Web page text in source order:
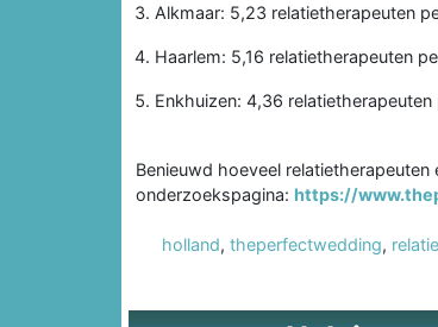
Alkmaar: 5,23 relatietherapeuten
Haarlem: 5,16 relatietherapeuten
Enkhuizen: 4,36
Benieuwd hoeveel
onderzoekspagina: https://
holland, theperfectwedding,